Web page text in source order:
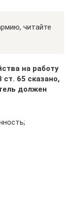
читайте
на работу
65 сказано,
должен